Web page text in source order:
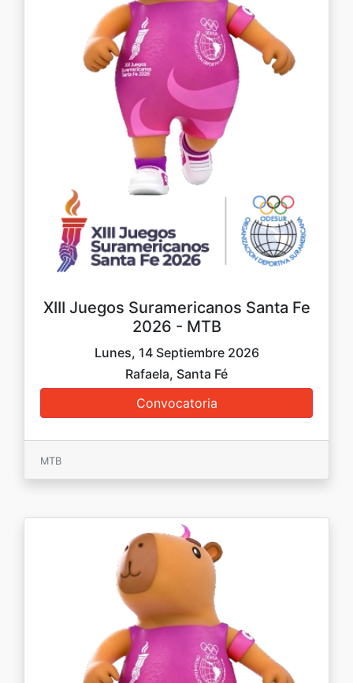
XIII Juegos Suramericanos Santa Fe
2026 - MTB
Lunes, 14 Septiembre 2026
Rafaela, Santa Fé
MTB